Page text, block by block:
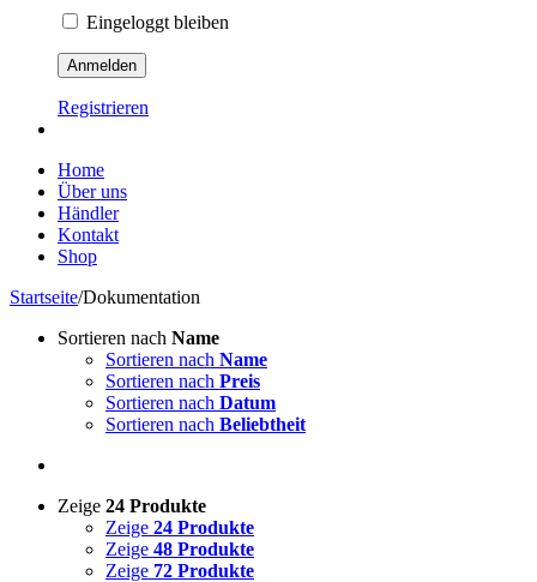
Eingeloggt bleiben
Registrieren
Home
Über uns
Händler
Kontakt
Shop
Startseite/Dokumentation
Sortieren nach Name
Sortieren nach Name
Sortieren nach Preis
Sortieren nach Datum
Sortieren nach Beliebtheit
Zeige 24 Produkte
Zeige 24 Produkte
Zeige 48 Produkte
Zeige 72 Produkte